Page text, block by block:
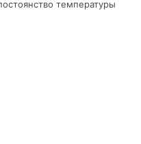
температуры